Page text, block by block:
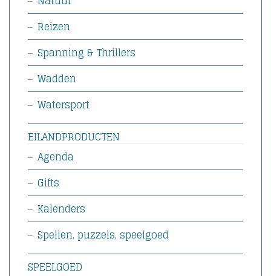
Reizen
Spanning & Thrillers
Wadden
Watersport
EILANDPRODUCTEN
Agenda
Gifts
Kalenders
Spellen, puzzels, speelgoed
SPEELGOED